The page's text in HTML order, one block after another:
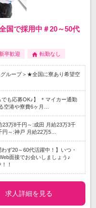
国で採用中＃20～50代
卒歓迎 転勤なし
ループ＞★全国に寮あり希望空
でも応募OK♪】 ＊マイカー通勤
空港や寮費6ヶ月…
23万8千円～:成田 月給23万3千
円～:神戸 月給22万5…
ず20～60代活躍中！】いつ・
面接でお会いしましょう♪
！
求人詳細を見る